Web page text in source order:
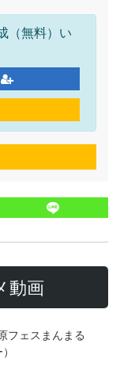
（無料）い
動画
フェスまんまる